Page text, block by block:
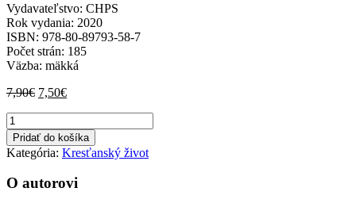
Vydavateľstvo: CHPS
Rok vydania: 2020
ISBN: 978-80-89793-58-7
Počet strán: 185
Väzba: mäkká
7,90€ Pôvodná
7,90€.
7,50€Aktuálna
7,50€.
množstvo
Zjednodušovanie
práce
a
života
Pridať do košíka
Kategória: Kresťanský život
O autorovi